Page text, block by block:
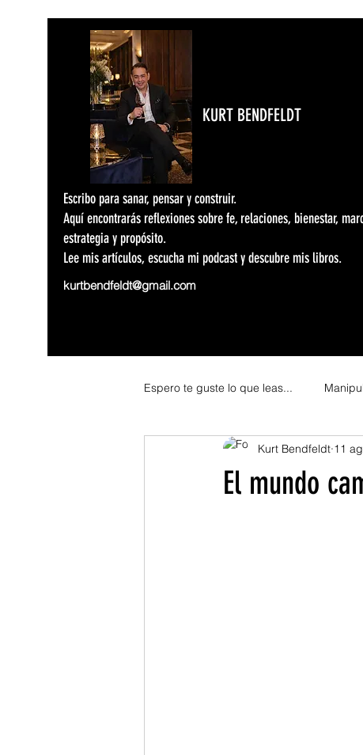
KURT BENDFELDT
Escribo para sanar, pensar y construir.
Aquí encontrarás reflexiones sobre fe, relaciones, bienestar,
estrategia y propósito.
Lee mis artículos, escucha mi podcast y descubre mis libros.
kurtbendfeldt@gmail.com
Espero te guste lo que leas...
Fe y Espiritualidad
El mundo
Kurt Bendfeldt 11